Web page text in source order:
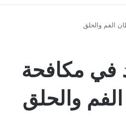
الفم والحلق
في مكافحة
والحلق